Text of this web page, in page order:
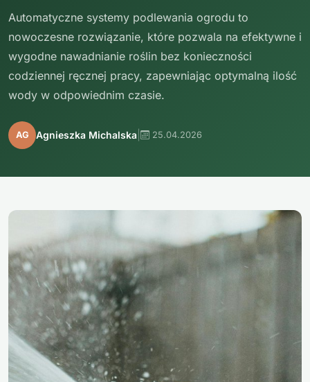
Automatyczne systemy podlewania ogrodu to
nowoczesne rozwiązanie, które pozwala na efektywne i
wygodne nawadnianie roślin bez konieczności
codziennej ręcznej pracy, zapewniając optymalną ilość
wody w odpowiednim czasie.
AG Agnieszka Michalska 25.04.2026